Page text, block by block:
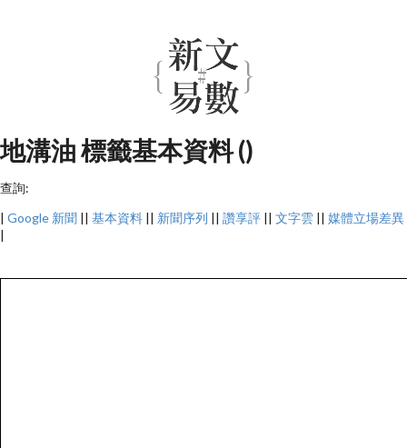
地溝油 標籤基本資料 ()
查詢:
| Google 新聞 || 基本資料 || 新聞序列 || 讚享評 || 文字雲 || 媒體立場差異
|